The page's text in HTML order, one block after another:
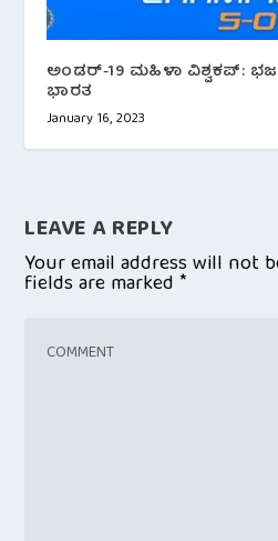
ಅಂಡರ್-19 ಮಹಿಳಾ ವಿಶ್ವಕಪ್:
ಭಾರತ
January 16, 2023
LEAVE A REPLY
Your email address will not
fields are marked*